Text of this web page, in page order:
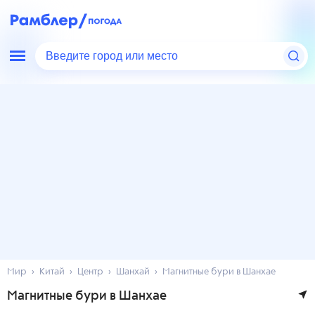
Введите город или место
Мир Китай Центр Шанхай Магнитные бури в Шанхае
Магнитные бури в Шанхае